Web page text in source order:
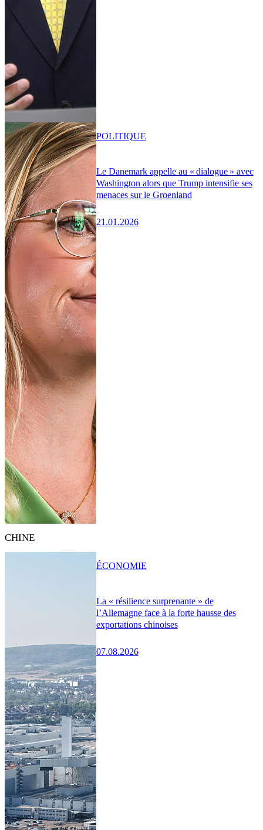
Le Danemark appelle au « dialogue » avec
Washington alors que Trump intensifie ses
menaces sur le Groenland
21.01.2026
POLITIQUE
CHINE
La « résilience surprenante » de
l’Allemagne face à la forte hausse des
exportations chinoises
07.08.2026
ÉCONOMIE